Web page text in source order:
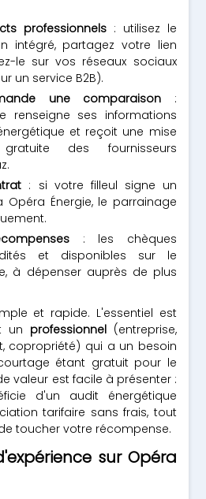
professionnels : utilisez le
intégré, partagez votre lien
le sur vos réseaux sociaux
un service B2B).
une comparaison :
renseigne ses informations
et reçoit une mise
des fournisseurs
: si votre filleul signe un
Énergie, le parrainage
: les chèques
et disponibles sur le
à dépenser auprès de plus
et rapide. L'essentiel est
un professionnel(entreprise,
copropriété) qui a un besoin
étant gratuit pour le
valeur est facile à présenter :
d'un audit énergétique
tarifaire sans frais, tout
toucher votre récompense.
sur Opéra